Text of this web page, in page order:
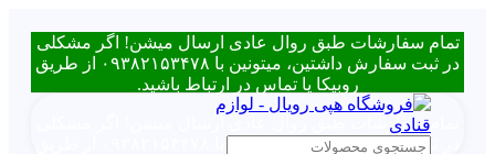
تمام سفارشات طبق روال عادی ارسال میشن! اگر مشکلی
در ثبت سفارش داشتین، میتونین با ۰۹۳۸۲۱۵۳۴۷۸ از طریق
روبیکا یا تماس در ارتباط باشید.
تمام سفارشات طبق روال عادی ارسال میشن! اگر مشکلی